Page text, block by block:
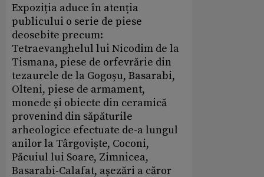
Expoziția aduce în atenția
publicului o serie de piese
deosebite precum:
Tetraevanghelul lui Nicodim de la
Tismana, piese de orfevrărie din
tezaurele de la Gogoșu, Basarabi,
Olteni, piese de armament,
monede și obiecte din ceramică
provenind din săpăturile
arheologice efectuate de-a lungul
anilor la Târgoviște, Coconi,
Păcuiul lui Soare, Zimnicea,
Basarabi-Calafat, așezări a căror